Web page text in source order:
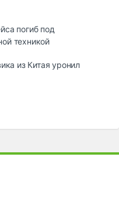
погиб под
техникой
из Китая уронил